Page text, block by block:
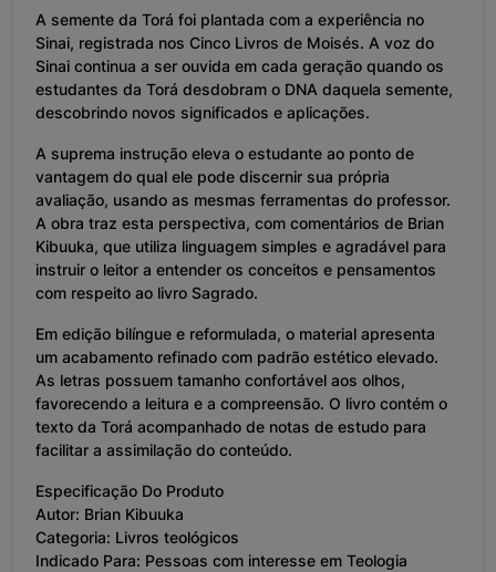
A semente da Torá foi plantada com a experiência no
Sinai, registrada nos Cinco Livros de Moisés. A voz do
Sinai continua a ser ouvida em cada geração quando os
estudantes da Torá desdobram o DNA daquela semente,
descobrindo novos significados e aplicações.
A suprema instrução eleva o estudante ao ponto de
vantagem do qual ele pode discernir sua própria
avaliação, usando as mesmas ferramentas do professor.
A obra traz esta perspectiva, com comentários de Brian
Kibuuka, que utiliza linguagem simples e agradável para
instruir o leitor a entender os conceitos e pensamentos
com respeito ao livro Sagrado.
Em edição bilíngue e reformulada, o material apresenta
um acabamento refinado com padrão estético elevado.
As letras possuem tamanho confortável aos olhos,
favorecendo a leitura e a compreensão. O livro contém o
texto da Torá acompanhado de notas de estudo para
facilitar a assimilação do conteúdo.
Especificação Do Produto
Autor: Brian Kibuuka
Categoria: Livros teológicos
Indicado Para: Pessoas com interesse em Teologia